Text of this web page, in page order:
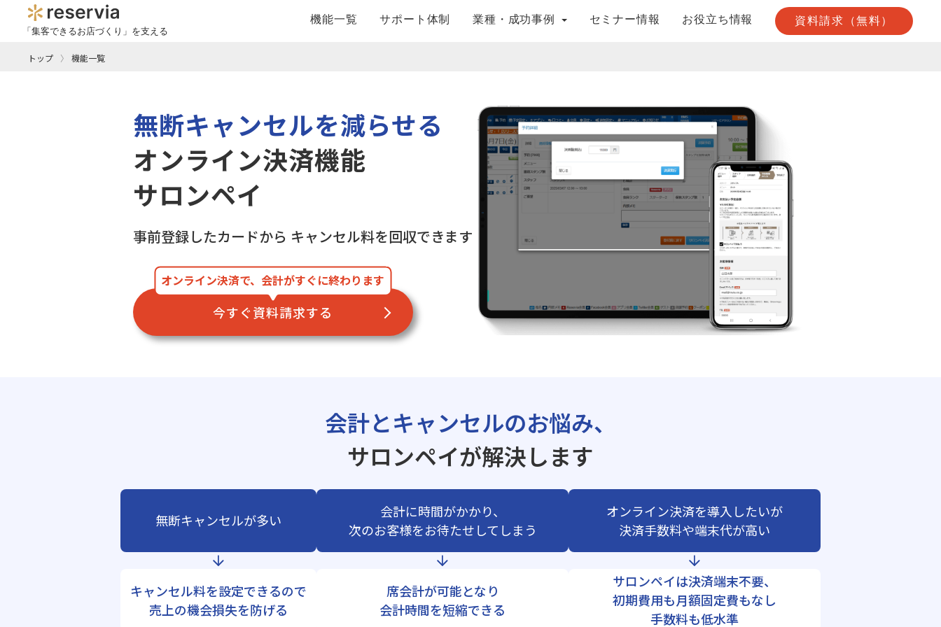
「集客できるお店づくり」を支える
機能一覧 サポート体制 業種・成功事例 セミナー情報 お役立ち情報 資料請求（無料）
トップ 機能一覧
無断キャンセルを減らせる
オンライン決済機能
サロンペイ
事前登録したカードから キャンセル料を回収できます
オンライン決済で、会計がすぐに終わります
今すぐ資料請求する
会計とキャンセルのお悩み、
サロンペイが解決します
無断キャンセルが多い
キャンセル料を設定できるので
売上の機会損失を防げる
会計に時間がかかり、
次のお客様をお待たせしてしまう
席会計が可能となり
会計時間を短縮できる
オンライン決済を導入したいが
決済手数料や端末代が高い
サロンペイは決済端末不要、
初期費用も月額固定費もなし
手数料も低水準